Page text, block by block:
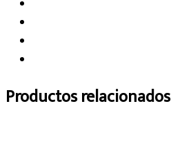
Productos relacionados